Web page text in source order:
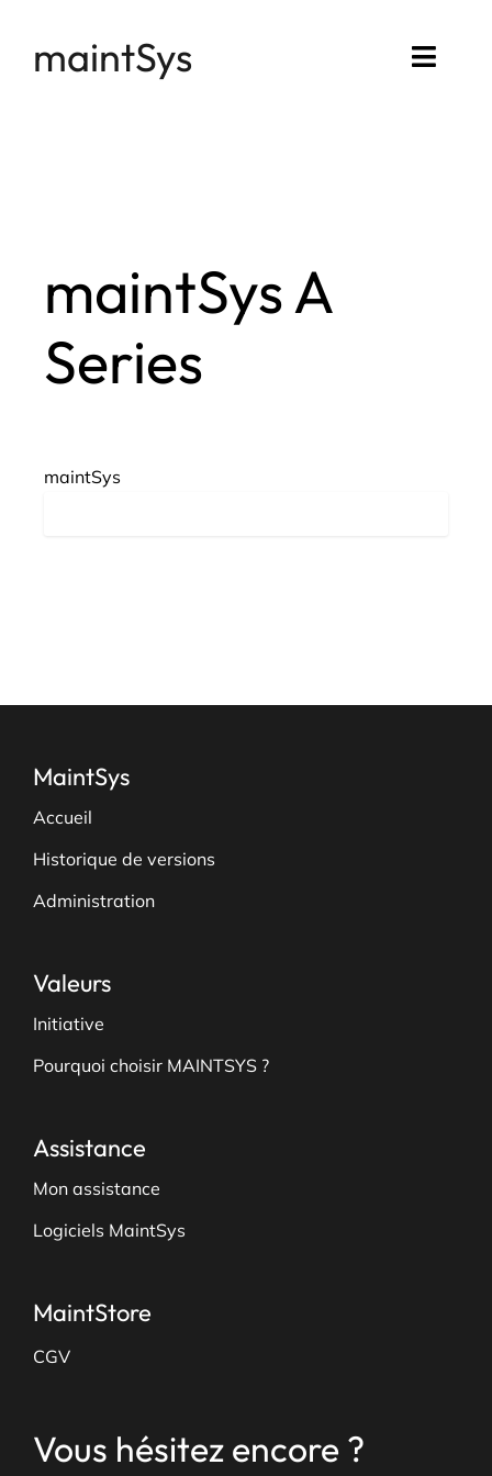
contenumaintSys
maintSys A
Series
maintSys
MaintSys
Accueil
Historique de versions
Administration
Valeurs
Initiative
Pourquoi choisir MAINTSYS ?
Assistance
Mon assistance
Logiciels MaintSys
MaintStore
CGV
Vous hésitez encore ?